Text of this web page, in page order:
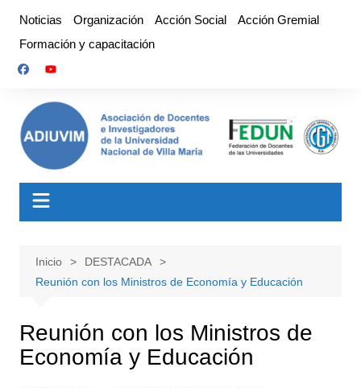
contenido
Noticias Organización Acción Social
Acción Gremial
Formación y capacitación
Inicio
DESTACADA
Reunión con los Ministros de Economía y Educación
Reunión con los Ministros de
Economía y Educación